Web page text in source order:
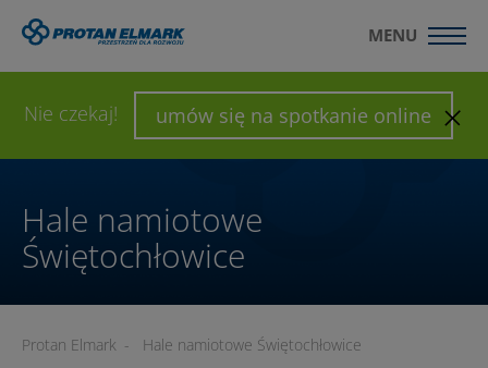
Nie czekaj! umów się na spotkanie online
MENU
WYŚLIJ ZAPYTANIE SKONFIGURUJ HALĘ
Hale namiotowe
Świętochłowice
Protan Elmark - Hale namiotowe Świętochłowice